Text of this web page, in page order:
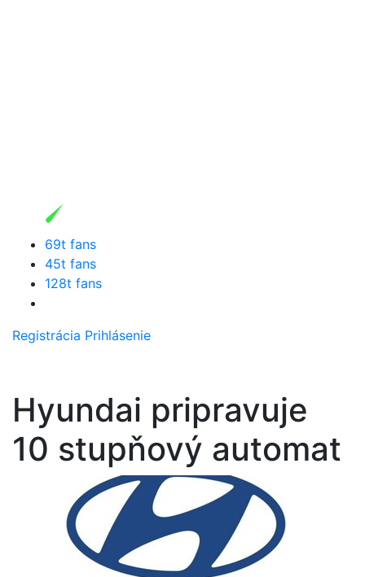
69t fans
45t fans
128t fans
Registrácia Prihlásenie
Hyundai pripravuje
10 stupňový automat